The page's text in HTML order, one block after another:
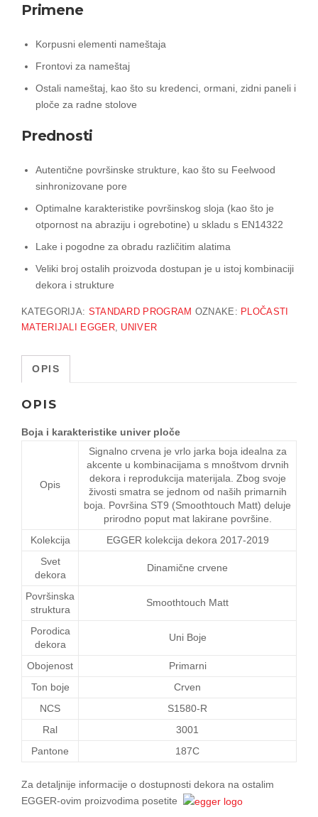
Primene
Korpusni elementi nameštaja
Frontovi za nameštaj
Ostali nameštaj, kao što su kredenci, ormani, zidni paneli i
ploče za radne stolove
Prednosti
Autentične površinske strukture, kao što su Feelwood
sinhronizovane pore
Optimalne karakteristike površinskog sloja (kao što je
otpornost na abraziju i ogrebotine) u skladu s EN14322
Lake i pogodne za obradu različitim alatima
Veliki broj ostalih proizvoda dostupan je u istoj kombinaciji
dekora i strukture
KATEGORIJA: STANDARD PROGRAM OZNAKE: PLOČASTI
MATERIJALI EGGER, UNIVER
OPIS
OPIS
Boja i karakteristike univer ploče
Opis
Signalno crvena je vrlo jarka boja idealna za
akcente u kombinacijama s mnoštvom drvnih
dekora i reprodukcija materijala. Zbog svoje
živosti smatra se jednom od naših primarnih
boja. Površina ST9 (Smoothtouch Matt) deluje
prirodno poput mat lakirane površine.
Kolekcija
EGGER kolekcija dekora 2017-2019
Svet
dekora
Dinamične crvene
Površinska
struktura
Smoothtouch Matt
Porodica
dekora
Uni Boje
Obojenost
Primarni
Ton boje
Crven
NCS
S1580-R
Ral
3001
Pantone
187C
Za detaljnije informacije o dostupnosti dekora na ostalim
EGGER-ovim proizvodima posetite